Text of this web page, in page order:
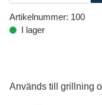
Artikelnummer: 100
I lager
Används till grillning